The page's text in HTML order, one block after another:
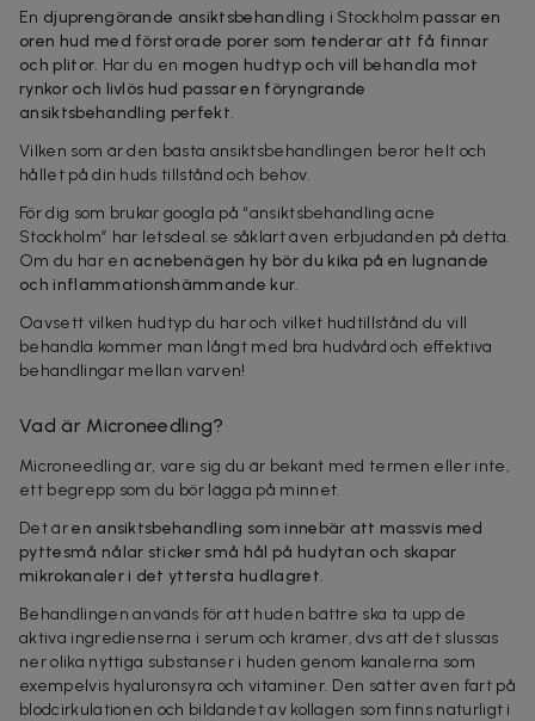
En djuprengörande ansiktsbehandling i Stockholm passar en
oren hud med förstorade porer som tenderar att få finnar
och plitor. Har du en mogen hudtyp och vill behandla mot
rynkor och livlös hud passar en föryngrande
ansiktsbehandling perfekt.
Vilken som är den bästa ansiktsbehandlingen beror helt och
hållet på din huds tillstånd och behov.
För dig som brukar googla på “ansiktsbehandling acne
Stockholm” har letsdeal.se såklart även erbjudanden på detta.
Om du har en acnebenägen hy bör du kika på en lugnande
och inflammationshämmande kur.
Oavsett vilken hudtyp du har och vilket hudtillstånd du vill
behandla kommer man långt med bra hudvård och effektiva
behandlingar mellan varven!
Vad är Microneedling?
Microneedling är, vare sig du är bekant med termen eller inte,
ett begrepp som du bör lägga på minnet.
Det ären ansiktsbehandling som innebär att massvis med
pyttesmå nålar sticker små hål på hudytan och skapar
mikrokanaler i det yttersta hudlagret.
Behandlingen används för att huden bättre ska ta upp de
aktiva ingredienserna i serum och krämer, dvs att det slussas
ner olika nyttiga substanser i huden genom kanalerna som
exempelvis hyaluronsyra och vitaminer. Den sätter även fart på
blodcirkulationen och bildandet av kollagen som finns naturligt i